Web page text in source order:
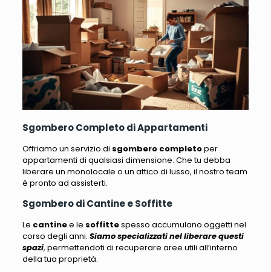
Sgombero Completo di Appartamenti
Offriamo un servizio di sgombero completoper
appartamenti di qualsiasi dimensione. Che tu debba
liberare un monolocale o un attico di lusso, il nostro team
è pronto ad assisterti.
Sgombero di Cantine e Soffitte
Le cantinee le soffittespesso accumulano oggetti nel
corso degli anni. Siamo specializzati nel liberare questi
spazi, permettendoti di recuperare aree utili all’interno
della tua proprietà.